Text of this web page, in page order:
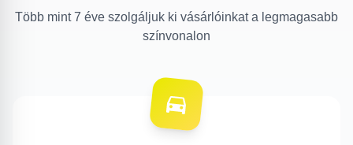
Több mint 7 éve szolgáljuk ki vásárlóinkat a legmagasabb
színvonalon